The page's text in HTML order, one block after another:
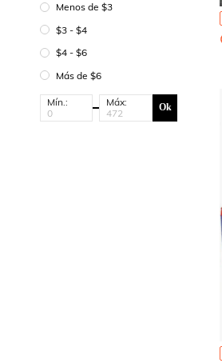
Menos de $3
$3 - $4
$4 - $6
Más de $6
Mín.: Máx: Ok